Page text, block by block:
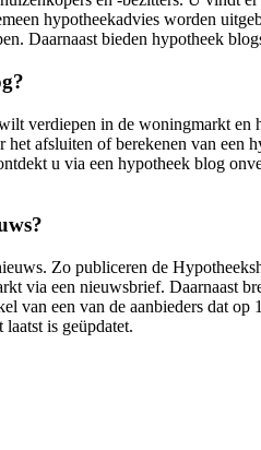
hypotheekadvies worden
Daarnaast bieden hypotheek
verdiepen in de woningmarkt
afsluiten of berekenen van een
u via een hypotheek blog
Zo publiceren de
via een nieuwsbrief. Daarnaast
een van de aanbieders dat
is geüpdatet.